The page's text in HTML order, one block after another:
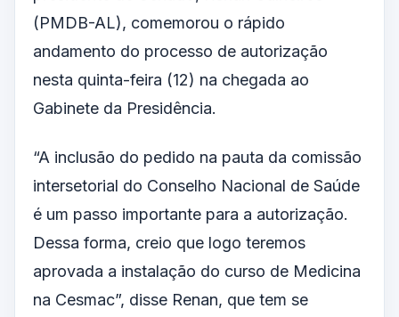
(PMDB-AL), comemorou o rápido
andamento do processo de autorização
nesta quinta-feira (12) na chegada ao
Gabinete da Presidência.
“A inclusão do pedido na pauta da comissão
intersetorial do Conselho Nacional de Saúde
é um passo importante para a autorização.
Dessa forma, creio que logo teremos
aprovada a instalação do curso de Medicina
na Cesmac”, disse Renan, que tem se